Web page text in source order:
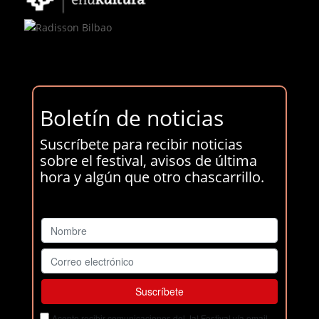
Boletín de noticias
Suscríbete para recibir noticias
sobre el festival, avisos de última
hora y algún que otro chascarrillo.